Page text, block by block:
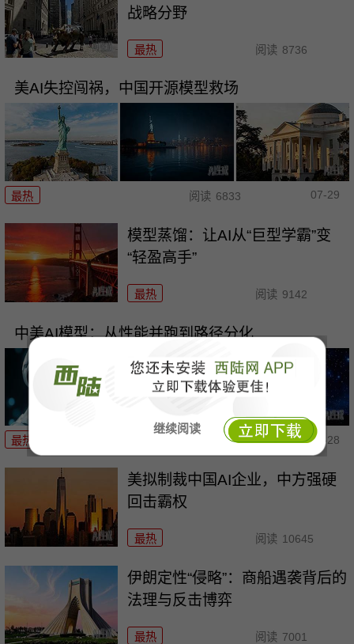
继续阅读
战略分野
最热 阅读 8736
美AI失控闯祸，中国开源模型救场
最热 阅读 6833 07-29
模型蒸馏：让AI从“巨型学霸”变
“轻盈高手”
最热 阅读 9142
中美AI模型：从性能并跑到路径分化
最热 8463 07-28
美拟制裁中国AI企业，中方强硬
回击霸权
最热 阅读 10645
伊朗定性“侵略”：商船遇袭背后的
法理与反击博弈
最热 阅读 7001